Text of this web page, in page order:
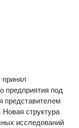
принял
предприятия под
представителем
Новая структура
исследований